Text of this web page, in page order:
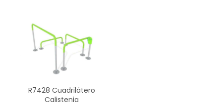
R7428 Cuadrilátero
Calistenia